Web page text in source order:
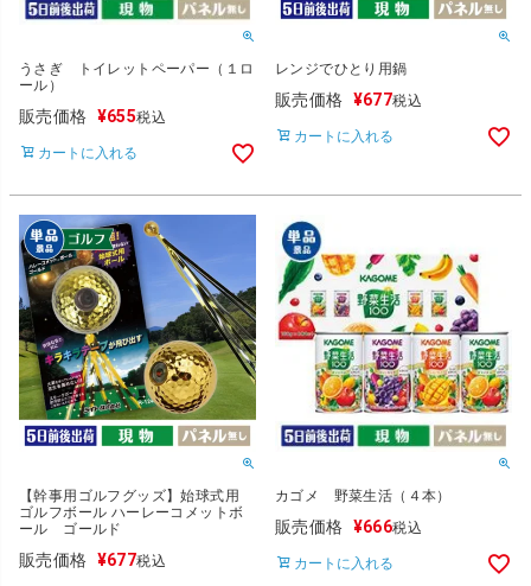
うさぎ トイレットペーパー（１ロ
ール）
販売価格 ¥655税込
カートに入れる
レンジでひとり用鍋
販売価格 ¥677税込
カートに入れる
【幹事用ゴルフグッズ】始球式用
ゴルフボール ハーレーコメットボ
ール ゴールド
販売価格 ¥677税込
カゴメ 野菜生活（４本）
販売価格 ¥666税込
カートに入れる